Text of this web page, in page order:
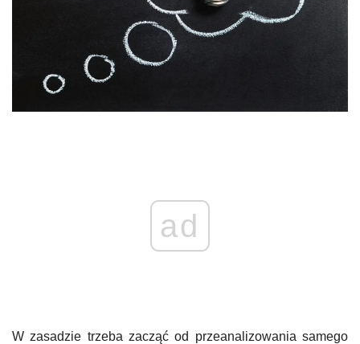
ad
W zasadzie trzeba zacząć od przeanalizowania samego